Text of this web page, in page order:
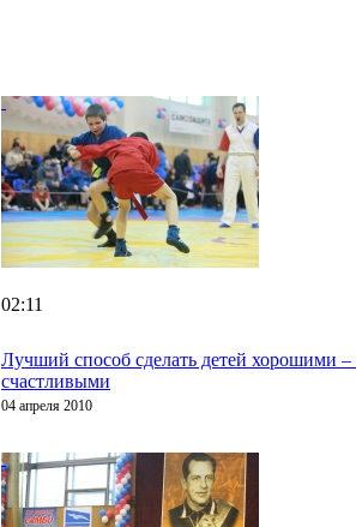
02:11
Лучший способ сделать детей хорошими –
счастливыми
04 апреля 2010